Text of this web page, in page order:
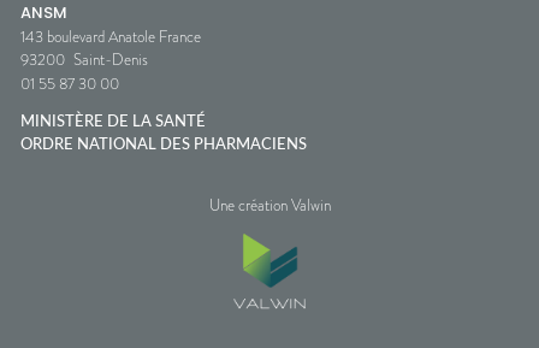
ANSM
143 boulevard Anatole France
93200 Saint-Denis
01 55 87 30 00
MINISTÈRE DE LA SANTÉ
ORDRE NATIONAL DES PHARMACIENS
Une création Valwin